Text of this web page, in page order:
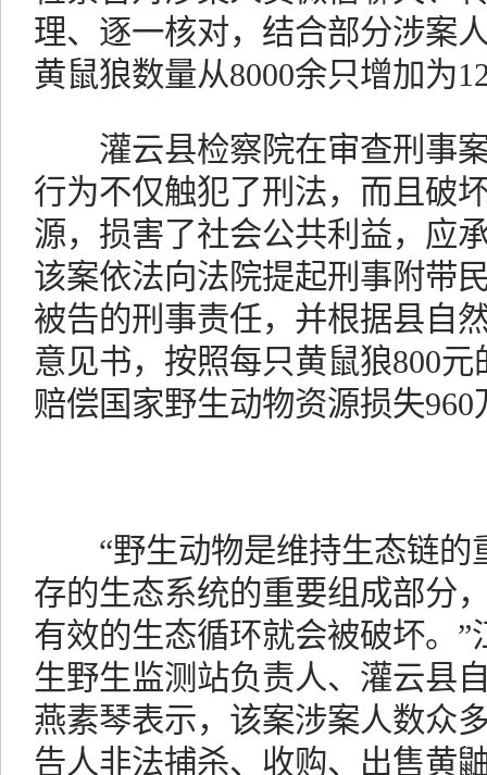
理、逐一核对，结合部分涉案
黄鼠狼数量从8000余只增加为
灌云县检察院在审查刑事案
行为不仅触犯了刑法，而且破
源，损害了社会公共利益，应
该案依法向法院提起刑事附带
被告的刑事责任，并根据县自
意见书，按照每只黄鼠狼800
赔偿国家野生动物资源损失960
“野生动物是维持生态链的
存的生态系统的重要组成部分
有效的生态循环就会被破坏。
生野生监测站负责人、灌云县
燕素琴表示，该案涉案人数众
告人非法捕杀、收购、出售黄